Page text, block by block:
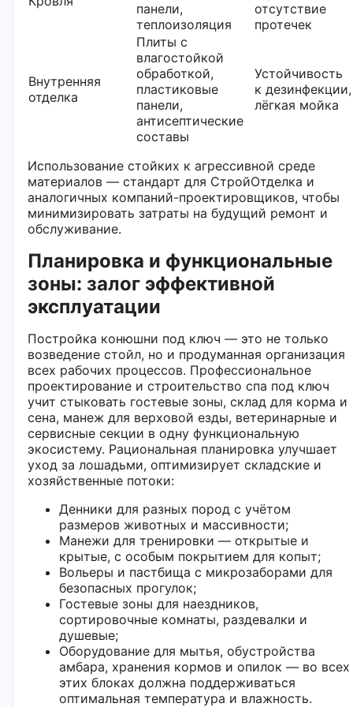
панели,
теплоизоляция
отсутствие
протечек
Внутренняя
отделка
Плиты с
влагостойкой
обработкой,
пластиковые
панели,
антисептические
составы
Устойчивость
к дезинфекции,
лёгкая мойка
Использование стойких к агрессивной среде
материалов — стандарт для СтройОтделка и
аналогичных компаний-проектировщиков, чтобы
минимизировать затраты на будущий ремонт и
обслуживание.
Планировка и функциональные
зоны: залог эффективной
эксплуатации
Постройка конюшни под ключ — это не только
возведение стойл, но и продуманная организация
всех рабочих процессов. Профессиональное
проектирование и строительство спа под ключ
учит стыковать гостевые зоны, склад для корма и
сена, манеж для верховой езды, ветеринарные и
сервисные секции в одну функциональную
экосистему. Рациональная планировка улучшает
уход за лошадьми, оптимизирует складские и
хозяйственные потоки:
Денники для разных пород с учётом
размеров животных и массивности;
Манежи для тренировки — открытые и
крытые, с особым покрытием для копыт;
Вольеры и пастбища с микрозаборами для
безопасных прогулок;
Гостевые зоны для наездников,
сортировочные комнаты, раздевалки и
душевые;
Оборудование для мытья, обустройства
амбара, хранения кормов и опилок — во всех
этих блоках должна поддерживаться
оптимальная температура и влажность.